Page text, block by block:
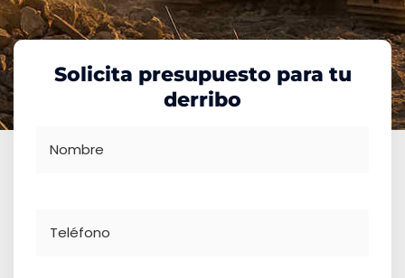
Solicita presupuesto para tu
derribo